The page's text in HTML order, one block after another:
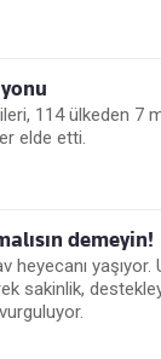
114 ülkeden 7
elde etti.
demeyin!
yaşıyor.
sakinlik,